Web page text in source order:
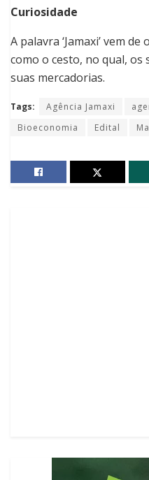
Curiosidade
A palavra ‘Jamaxi’ vem
como o cesto, no qual,
suas mercadorias.
Tags: Agência Jamaxi
Bioeconomia
Edital